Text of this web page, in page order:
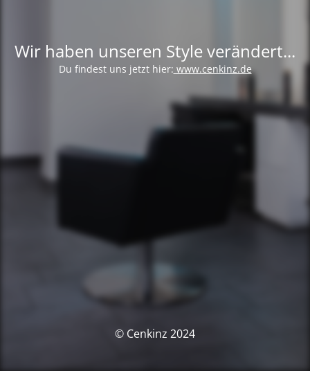
Wir haben unseren Style verändert...
Du findest uns jetzt hier: www.cenkinz.de
© Cenkinz 2024